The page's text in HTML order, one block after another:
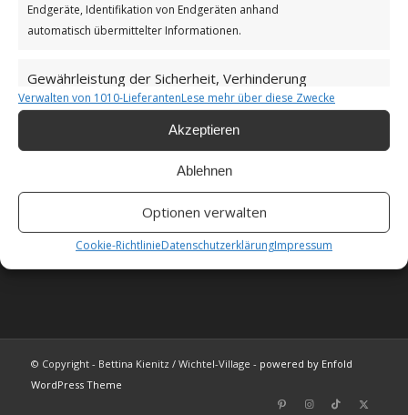
Endgeräte, Identifikation von Endgeräten anhand
automatisch übermittelter Informationen.
Gewährleistung der Sicherheit, Verhinderung
und Aufdeckung von Betrug und
Fehlerbehebung, Bereitstellung und Anzeige
von Werbung und Inhalten.
Immer aktiv
Verwalten von 1010-LieferantenLese mehr über diese Zwecke
Akzeptieren
Ablehnen
Optionen verwalten
Cookie-RichtlinieDatenschutzerklärungImpressum
Unsere Cookie-Richtlinie (EU)
Haftungsausschluss
Als Amazon-Partner verdiene ich an qualifizierten
FAQ
© Copyright - Bettina Kienitz / Wichtel-Village - powered by Enfold
WordPress Theme